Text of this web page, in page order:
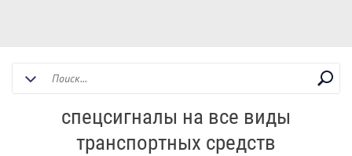
спецсигналы на все виды
транспортных средств